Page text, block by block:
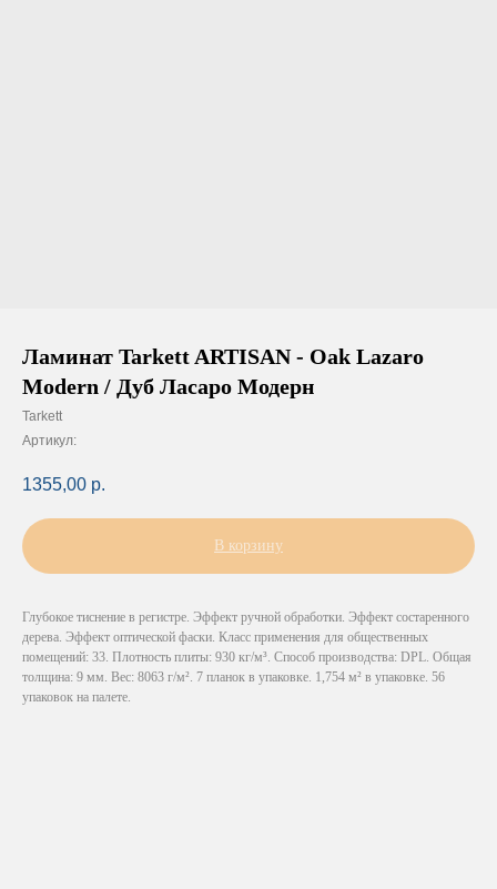
Ламинат Tarkett ARTISAN - Oak Lazaro
Modern / Дуб Ласаро Модерн
Tarkett
Артикул:
1355,00 р.
В корзину
Глубокое тиснение в регистре. Эффект ручной обработки. Эффект состаренного
дерева. Эффект оптической фаски. Класс применения для общественных
помещений: 33. Плотность плиты: 930 кг/м³. Способ производства: DPL. Общая
толщина: 9 мм. Вес: 8063 г/м². 7 планок в упаковке. 1,754 м² в упаковке. 56
упаковок на палете.